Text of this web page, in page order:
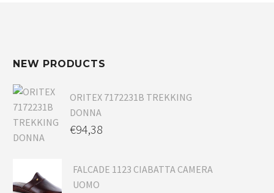
NEW PRODUCTS
ORITEX 7172231B TREKKING
DONNA
€94,38
FALCADE 1123 CIABATTA CAMERA
UOMO